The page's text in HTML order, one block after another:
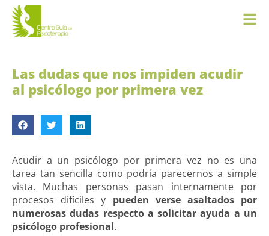
Las dudas que nos impiden acudir
al psicólogo por primera vez
Acudir a un psicólogo por primera vez no es una
tarea tan sencilla como podría parecernos a simple
vista. Muchas personas pasan internamente por
procesos difíciles y pueden verse asaltados por
numerosas dudas respecto a solicitar ayuda a un
psicólogo profesional.